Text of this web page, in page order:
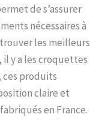
de s’assurer
nécessaires à
les meilleurs
y a les croquettes
ces produits
claire et
en France.